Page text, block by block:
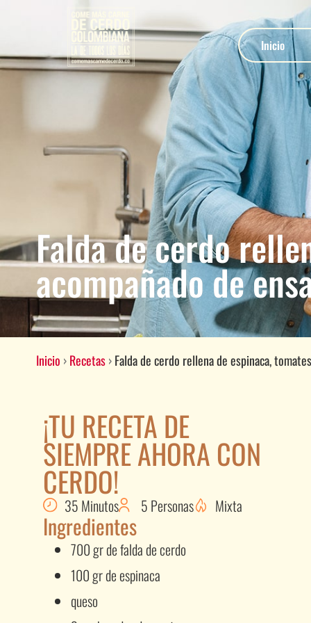
Inicio
Falda de cerdo
acompañado de
Inicio ›Recetas›Falda de cerdo rellena de espinaca,
¡TU RECETA DE
SIEMPRE AHORA CON
CERDO!
35 Minutos 5 Personas Mixta
Ingredientes
700 gr de falda de cerdo
100 gr de espinaca
queso